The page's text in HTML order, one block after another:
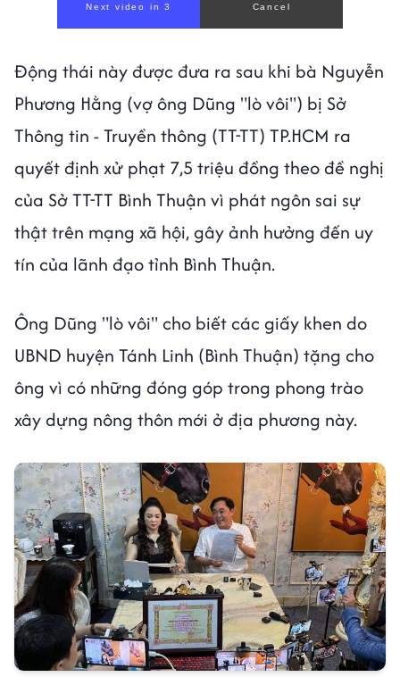
Next video in 1 Cancel
Động thái này được đưa ra sau khi bà Nguyễn
Phương Hằng (vợ ông Dũng "lò vôi") bị Sở
Thông tin - Truyền thông (TT-TT) TP.HCM ra
quyết định xử phạt 7,5 triệu đồng theo đề nghị
của Sở TT-TT Bình Thuận vì phát ngôn sai sự
thật trên mạng xã hội, gây ảnh hưởng đến uy
tín của lãnh đạo tỉnh Bình Thuận.
Ông Dũng "lò vôi" cho biết các giấy khen do
UBND huyện Tánh Linh (Bình Thuận) tặng cho
ông vì có những đóng góp trong phong trào
xây dựng nông thôn mới ở địa phương này.